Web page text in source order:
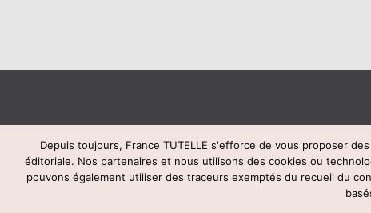
© France
Depuis toujours, France TUTELLE s'efforce de vous proposer
éditoriale. Nos partenaires et nous utilisons des cookies ou
pouvons également utiliser des traceurs exemptés du recueil du